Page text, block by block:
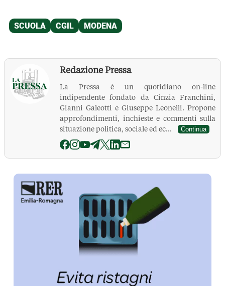
Redazione Pressa
La Pressa è un quotidiano on-line
indipendente fondato da Cinzia Franchini,
Gianni Galeotti e Giuseppe Leonelli. Propone
approfondimenti, inchieste e commenti sulla
situazione politica, sociale ed ec...
Continua
La Pressa